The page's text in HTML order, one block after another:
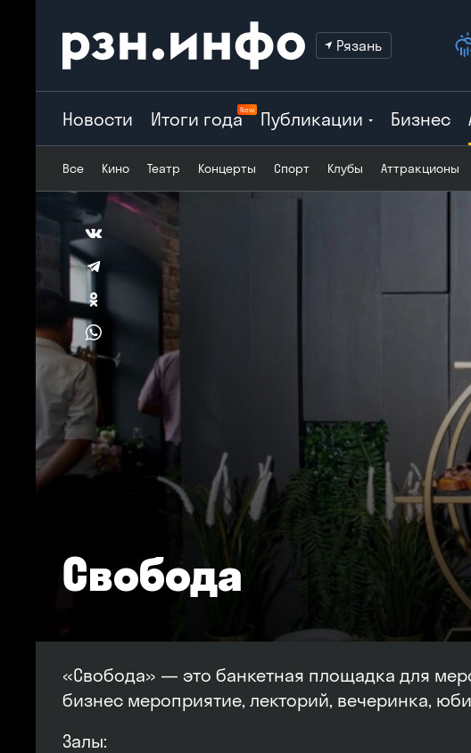
Рязань
Новости Итоги годаNew Публикации Бизнес
Все Кино Театр Концерты Спорт Клубы Аттракционы
Свобода
«Свобода» — это банкетная площадка для
бизнес мероприятие, лекторий, вечеринка,
Залы: